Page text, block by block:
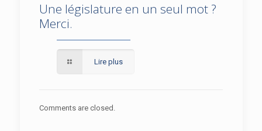
Une législature en un seul mot ? Merci.
Une législature en un seul mot ?
Merci.
Lire plus
Comments are closed.